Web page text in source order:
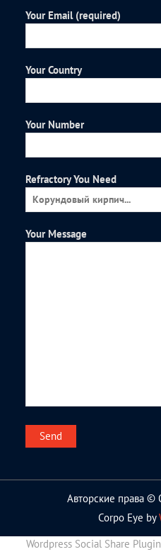
Your Email (required)
Your Country
Your Number
Refractory You Need
Your Message
Авторские права
Corpo Eye by
Wordpress Social Share Plugin